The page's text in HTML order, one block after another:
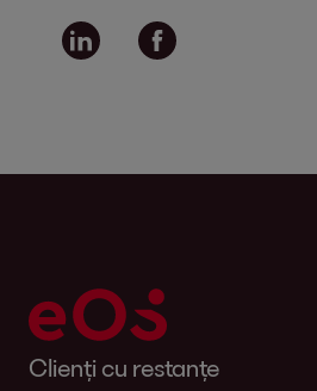
Clienți cu restanțe